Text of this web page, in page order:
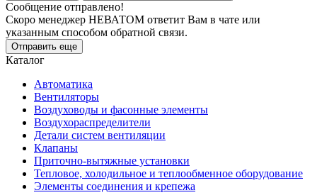
Сообщение отправлено!
Скоро менеджер НЕВАТОМ ответит Вам в чате или
указанным способом обратной связи.
Отправить еще
Каталог
Автоматика
Вентиляторы
Воздуховоды и фасонные элементы
Воздухораспределители
Детали систем вентиляции
Клапаны
Приточно-вытяжные установки
Тепловое, холодильное и теплообменное оборудование
Элементы соединения и крепежа